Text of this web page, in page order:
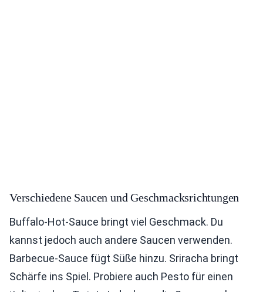
Verschiedene Saucen und Geschmacksrichtungen
Buffalo-Hot-Sauce bringt viel Geschmack. Du
kannst jedoch auch andere Saucen verwenden.
Barbecue-Sauce fügt Süße hinzu. Sriracha bringt
Schärfe ins Spiel. Probiere auch Pesto für einen